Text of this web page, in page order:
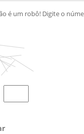
é um robô! Digite o